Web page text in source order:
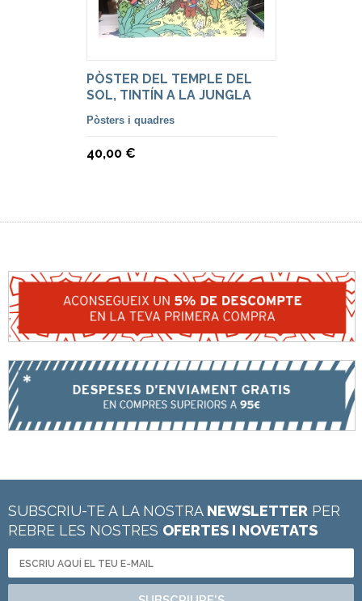
PÒSTER DEL TEMPLE DEL
SOL, TINTÍN A LA JUNGLA
Pòsters i quadres
40,00 €
SUBSCRIU-TE A LA NOSTRA NEWSLETTER PER
REBRE LES NOSTRES OFERTES I NOVETATS